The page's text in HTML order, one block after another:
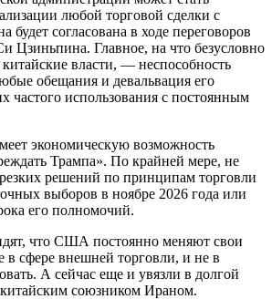
любой торговой сделки с
будет согласована в ходе переговоров
Цзиньпина. Главное, на что безусловно
власти, — неспособность
обещания и девальвация его
частого использования с постоянным
экономическую возможность
Трампа». По крайней мере, не
решений по принципам торговли
выборов в ноябре 2026 года или
его полномочий.
что США постоянно меняют свои
в сфере внешней торговли, и не в
А сейчас еще и увязли в долгой
союзником Ираном.